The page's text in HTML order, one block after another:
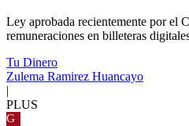
Ley aprobada recientemente por el
remuneraciones en billeteras
Tu Dinero
Zulema Ramirez Huancayo
|
PLUS
G